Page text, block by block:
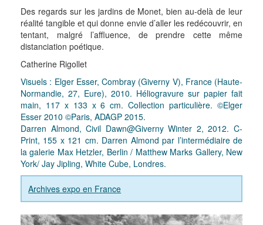
Des regards sur les jardins de Monet, bien au-delà de leur
réalité tangible et qui donne envie d’aller les redécouvrir, en
tentant, malgré l’affluence, de prendre cette même
distanciation poétique.
Catherine Rigollet
Visuels : Elger Esser, Combray (Giverny V), France (Haute-
Normandie, 27, Eure), 2010. Héliogravure sur papier fait
main, 117 x 133 x 6 cm. Collection particulière. ©Elger
Esser 2010 ©Paris, ADAGP 2015.
Darren Almond, Civil Dawn@Giverny Winter 2, 2012. C-
Print, 155 x 121 cm. Darren Almond par l’intermédiaire de
la galerie Max Hetzler, Berlin / Matthew Marks Gallery, New
York/ Jay Jipling, White Cube, Londres.
Archives expo en France